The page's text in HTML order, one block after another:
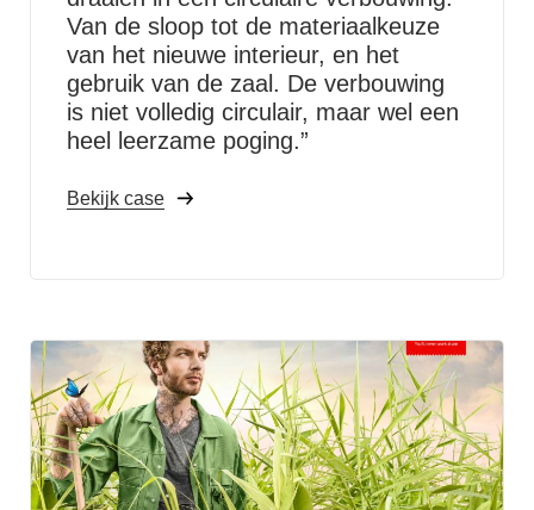
Van de sloop tot de materiaalkeuze
van het nieuwe interieur, en het
gebruik van de zaal. De verbouwing
is niet volledig circulair, maar wel een
heel leerzame poging.”
Bekijk case